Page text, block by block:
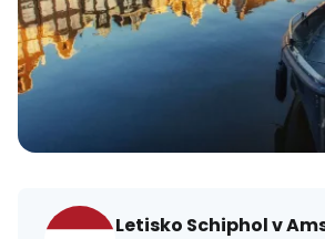
Letisko Schiphol v